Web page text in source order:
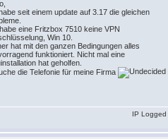
seit einem update auf 3.17 die gleichen
eine Fritzbox 7510 keine VPN
Win 10.
hat mit den ganzen Bedingungen alles
funktioniert. Nicht mal eine
hat geholfen.
die Telefonie für meine Firma
IP Logged